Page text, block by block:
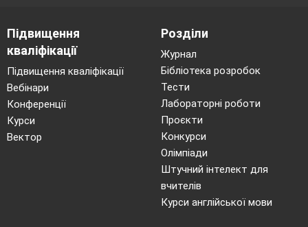
Підвищення
кваліфікації
Підвищення кваліфікації
Вебінари
Конференції
Курси
Вектор
Розділи
Журнал
Бібліотека розробок
Тести
Лабораторні роботи
Проєкти
Конкурси
Олімпіади
Штучний інтелект для
вчителів
Курси англійської мови